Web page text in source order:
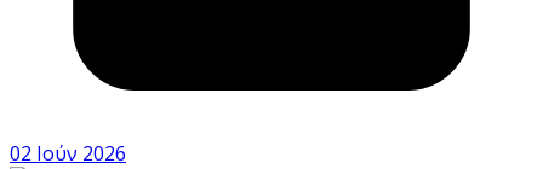
02 Ιούν 2026